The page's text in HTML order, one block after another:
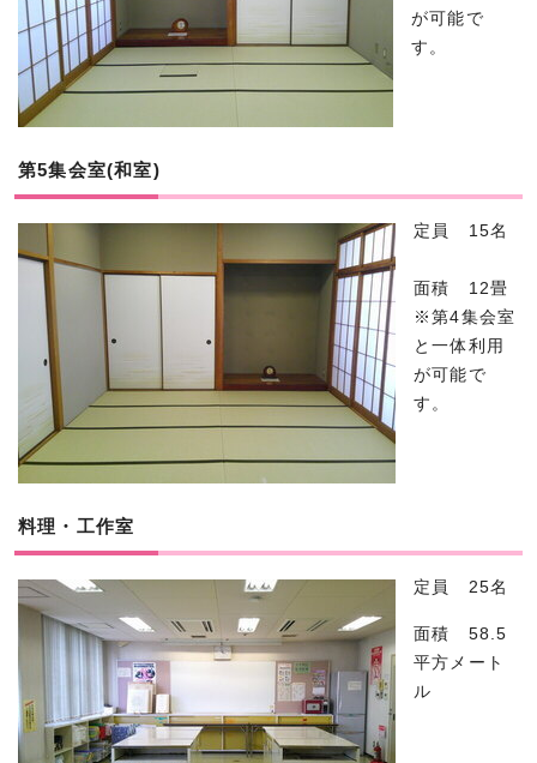
が可能で
す。
第5集会室(和室)
定員 15名
面積 12畳
※第4集会室
と一体利用
が可能で
す。
料理・工作室
定員 25名
面積 58.5
平方メート
ル